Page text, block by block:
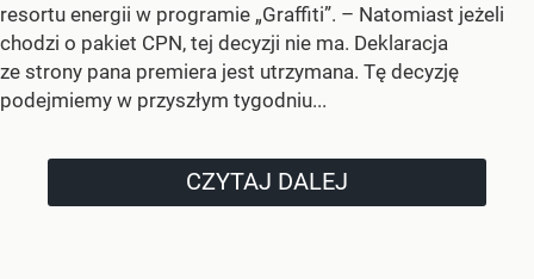
resortu energii w programie „Graffiti”. – Natomiast jeżeli
chodzi o pakiet CPN, tej decyzji nie ma. Deklaracja
ze strony pana premiera jest utrzymana. Tę decyzję
podejmiemy w przyszłym tygodniu...
CZYTAJ DALEJ